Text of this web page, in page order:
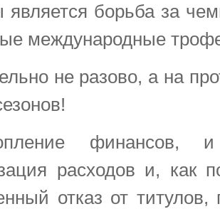
является борьба за
международные
не разово, а на
финансов, и
расходов и, как
отказ от титулов,